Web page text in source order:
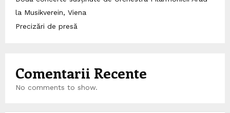
la Musikverein, Viena
Precizări de presă
Comentarii Recente
No comments to show.